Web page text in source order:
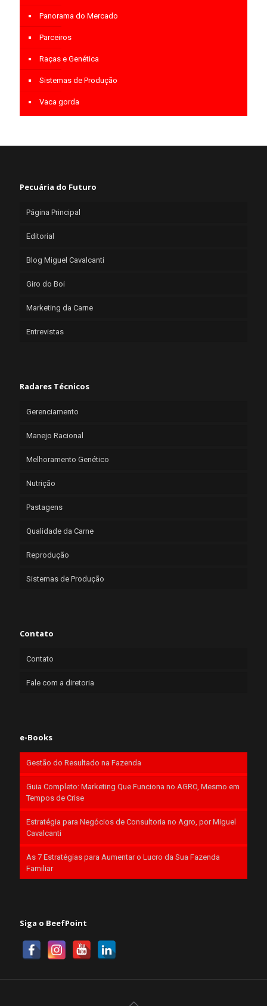
Panorama do Mercado
Parceiros
Raças e Genética
Sistemas de Produção
Vaca gorda
Pecuária do Futuro
Página Principal
Editorial
Blog Miguel Cavalcanti
Giro do Boi
Marketing da Carne
Entrevistas
Radares Técnicos
Gerenciamento
Manejo Racional
Melhoramento Genético
Nutrição
Pastagens
Qualidade da Carne
Reprodução
Sistemas de Produção
Contato
Contato
Fale com a diretoria
e-Books
Gestão do Resultado na Fazenda
Guia Completo: Marketing Que Funciona no AGRO, Mesmo em
Tempos de Crise
Estratégia para Negócios de Consultoria no Agro, por Miguel
Cavalcanti
As 7 Estratégias para Aumentar o Lucro da Sua Fazenda
Familiar
Siga o BeefPoint